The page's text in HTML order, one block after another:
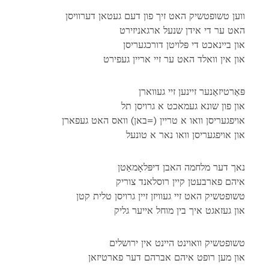
ווען טשופטשיק האט זיך פון דעם געטאן דערוויסן
האט ער די אידן שנעל ארגאניזירט
און ביינאכט די פּלויטן דורכגעריסן
און אין וואלד האט ער זיי אריין געפירט
פּאַרטיזאַנער זיינען זיי געווארן
און פון שונא געמאכט א גרויסן תל
אויפגעריסן וואו א טריין (=באן) וואס האט געפארן
און אויפגעריסן וואו נאר א טונעל
נאך דער מלחמה האבן דיפּלאָמאַטן
איהם פארבעטן קיין רוסלאנד צוריק
טשופטשיק האט זיי געוויזן זיין גרויסן טלית קטן
און געזאגט איך בין מוחל אייער גליק
טשופטשיק וואוינט היינט אין ירושלים
און מען רופט איהם אברהם דער פארטיזאן